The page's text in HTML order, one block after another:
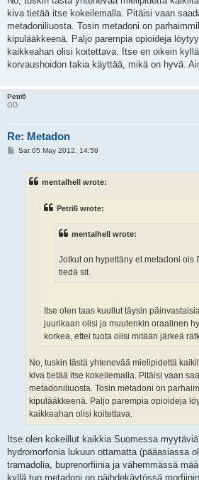
kiva tietää itse kokeilemalla. Pitäisi vaan
metadoniliuosta. Tosin metadoni on
kipulääkkeenä. Paljo parempia opioideja
kaikkeahan olisi koitettava. Itse en oikein
korvaushoidon takia käyttää, mikä on hyvä.
Petri6
OD
Re: Metadon
PSat 05 May 2012, 14:59
mentalhell wrote:
Petri6 wrote:
mentalhell wrote:
Jotkut on hypettäny et metadoni ois
tiedä sit.
Itse olen taas kuullut täysin
juurikaan olisi ja muutenkin oraalinen
korkea, ettei tuota olisi mitään järkeä
No, tuskin tästä yhtenevää mielipidettä
kiva tietää itse kokeilemalla. Pitäisi vaan
metadoniliuosta. Tosin metadoni on
kipulääkkeenä. Paljo parempia opioideja
kaikkeahan olisi koitettava.
Itse olen kokeillut kaikkia Suomessa
hydromorfonia lukuun ottamatta (pääasiassa
tramadolia, buprenorfiinia ja vähemmässä
kyllä tuo metadoni on päihdekäytössä